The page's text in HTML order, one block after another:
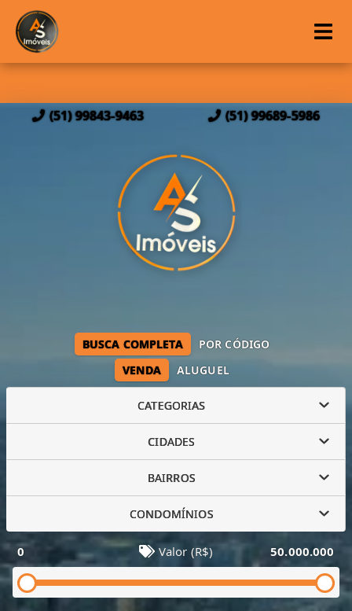
(51) 99843-9463 (51) 99689-5986
VENDA ALUGUEL
BUSCA COMPLETA POR CÓDIGO
CATEGORIAS
CIDADES
BAIRROS
CONDOMÍNIOS
0 Valor (R$) 50.000.000